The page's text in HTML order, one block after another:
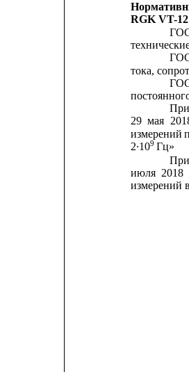
RGK VT-12
тока,
29 мая
измерений
2∙109 Гц»
июля 2018
измерений